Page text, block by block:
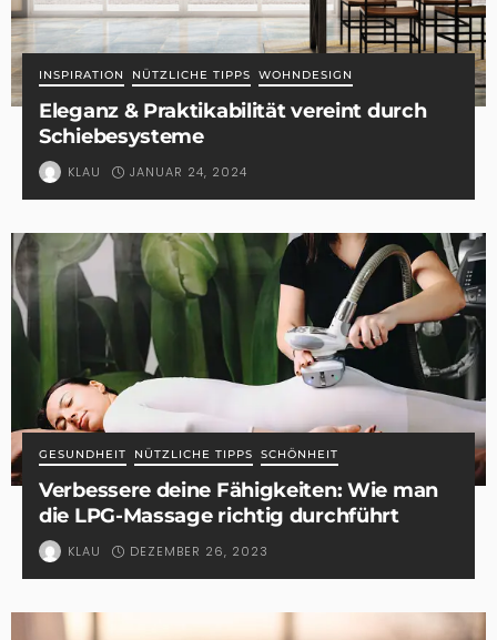
INSPIRATION NÜTZLICHE TIPPS WOHNDESIGN
Eleganz & Praktikabilität vereint durch
Schiebesysteme
KLAU JANUAR 24, 2024
GESUNDHEIT NÜTZLICHE TIPPS SCHÖNHEIT
Verbessere deine Fähigkeiten: Wie man
die LPG-Massage richtig durchführt
KLAU DEZEMBER 26, 2023